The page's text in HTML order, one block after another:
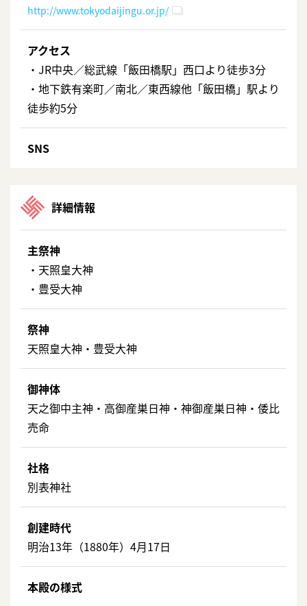
http://www.tokyodaijingu.or.jp/
アクセス
・JR中央／総武線「飯田橋駅」西口より徒歩3分
・地下鉄有楽町／南北／東西線他「飯田橋」駅より
徒歩約5分
SNS
詳細情報
主祭神
・天照皇大神
・豊受大神
祭神
天照皇大神・豊受大神
御神体
天之御中主神・高御産巣日神・神御産巣日神・倭比
売命
社格
別表神社
創建時代
明治13年（1880年）4月17日
本殿の様式